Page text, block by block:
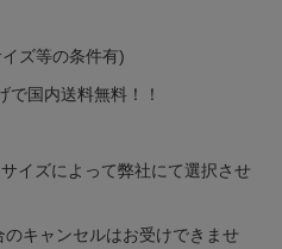
ズ等の条件有)
で国内送料無料！！
イズによって弊社にて選択させ
キャンセルはお受けできませ